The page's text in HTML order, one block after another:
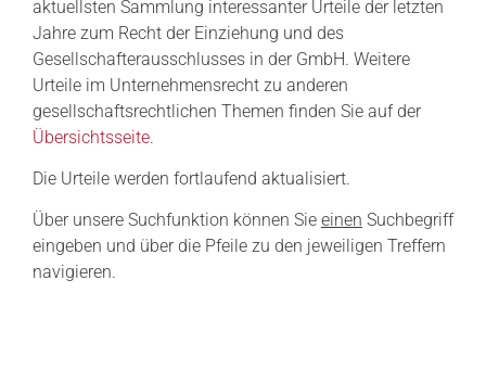
aktuellsten Sammlung interessanter Urteile der letzten
Jahre zum Recht der Einziehung und des
Gesellschafterausschlusses in der GmbH. Weitere
Urteile im Unternehmensrecht zu anderen
gesellschaftsrechtlichen Themen finden Sie auf der
Übersichtsseite.
Die Urteile werden fortlaufend aktualisiert.
Über unsere Suchfunktion können Sie einen Suchbegriff
eingeben und über die Pfeile zu den jeweiligen Treffern
navigieren.